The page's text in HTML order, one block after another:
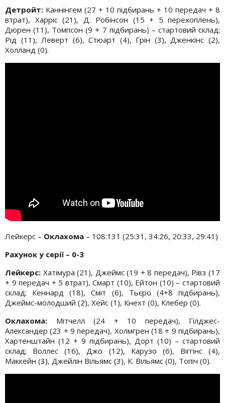
Детройт: Каннінгем (27 + 10 підбирань + 10 передач + 8
втрат), Харріс (21), Д. Робінсон (15 + 5 перехоплень),
Дюрен (11), Томпсон (9 + 7 підбирань) – стартовий склад;
Рід (11), Леверт (6), Стюарт (4), Грін (3), Дженкінс (2),
Холланд (0).
Лейкерс – Оклахома – 108:131 (25:31, 34:26, 20:33, 29:41)
Рахунок у серії – 0-3
Лейкерс: Хатімура (21), Джеймс (19 + 8 передач), Рівз (17
+ 9 передач + 5 втрат), Смарт (10), Ейтон (10) – стартовий
склад; Кеннард (18), Сміт (6), Тьєро (4+8 підбирань),
Джеймс-молодший (2), Хейс (1), Кнехт (0), Клебер (0).
Оклахома: Мітчелл (24 + 10 передач), Гілджес-
Александер (23 + 9 передач), Холмгрен (18 + 9 підбирань),
Хартенштайн (12 + 9 підбирань), Дорт (10) – стартовий
склад; Воллес (16), Джо (12), Карузо (6), Віггінс (4),
Маккейн (3), Джейлін Вільямс (3), К. Вільямс (0), Топіч (0).